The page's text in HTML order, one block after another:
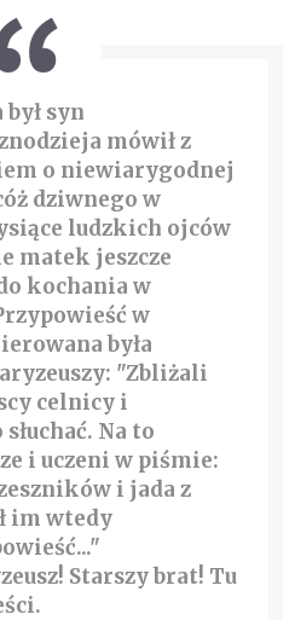
syn
mówił z
o niewiarygodnej
dziwnego w
ludzkich ojców
matek jeszcze
kochania w
w
była
"Zbliżali
celnicy i
Na to
i uczeni w piśmie:
i jada z
im wtedy
Starszy brat! Tu